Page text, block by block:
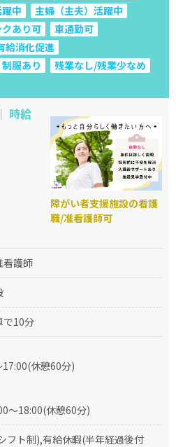
中
主婦（主夫）活躍中
あり可
車通勤可
給消化促進
制服あり
残業なし/残業少なめ
時給
障がい者支援施設の看護
職/准看護師可
看護師
で10分
17:00(休憩60分)
～18:00(休憩60分)
フト制),有給休暇(半年経過後付